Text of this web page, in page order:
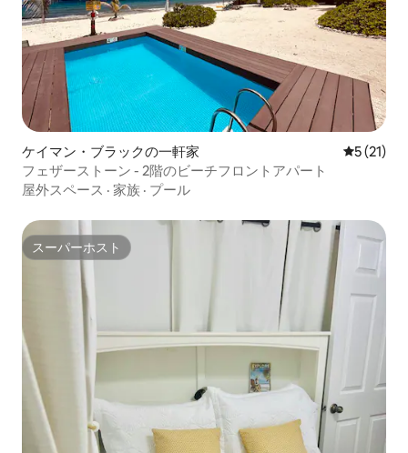
ケイマン・ブラックの一軒家 レビュー
5 (21)
フェザーストーン - 2階のビーチフロントアパート
屋外スペース · 家族 · プール
スーパーホスト
スーパーホスト